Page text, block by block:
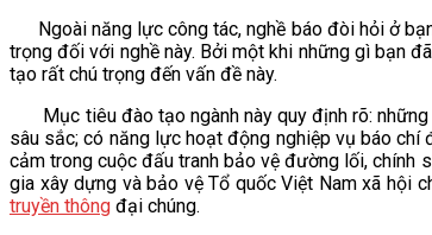
Ngoài năng lực công tác, nghề báo đòi hỏi ở
trọng đối với nghề này. Bởi một khi những gì bạn
tạo rất chú trọng đến vấn đề này.
Mục tiêu đào tạo ngành này quy định rõ: những
sâu sắc; có năng lực hoạt động nghiệp vụ báo
cảm trong cuộc đấu tranh bảo vệ đường lối, chính
gia xây dựng và bảo vệ Tổ quốc Việt Nam xã hội
truyền thông đại chúng.